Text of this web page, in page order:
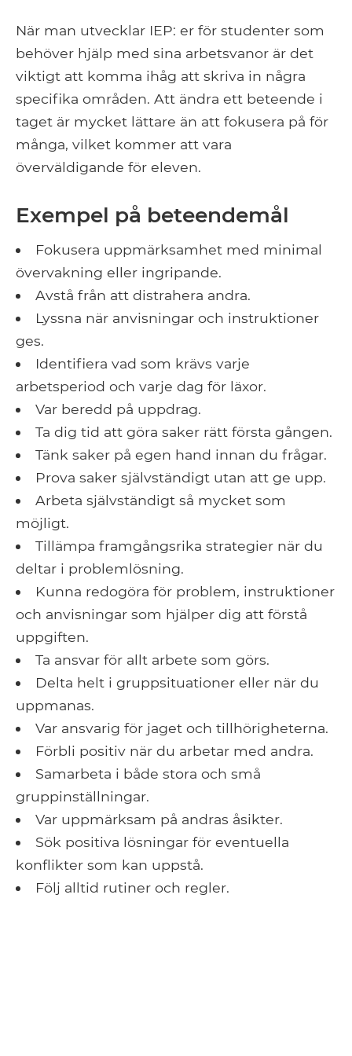
När man utvecklar IEP: er för studenter som
behöver hjälp med sina arbetsvanor är det
viktigt att komma ihåg att skriva in några
specifika områden. Att ändra ett beteende i
taget är mycket lättare än att fokusera på för
många, vilket kommer att vara
överväldigande för eleven.
Exempel på beteendemål
Fokusera uppmärksamhet med minimal
övervakning eller ingripande.
Avstå från att distrahera andra.
Lyssna när anvisningar och instruktioner
ges.
Identifiera vad som krävs varje
arbetsperiod och varje dag för läxor.
Var beredd på uppdrag.
Ta dig tid att göra saker rätt första gången.
Tänk saker på egen hand innan du frågar.
Prova saker självständigt utan att ge upp.
Arbeta självständigt så mycket som
möjligt.
Tillämpa framgångsrika strategier när du
deltar i problemlösning.
Kunna redogöra för problem, instruktioner
och anvisningar som hjälper dig att förstå
uppgiften.
Ta ansvar för allt arbete som görs.
Delta helt i gruppsituationer eller när du
uppmanas.
Var ansvarig för jaget och tillhörigheterna.
Förbli positiv när du arbetar med andra.
Samarbeta i både stora och små
gruppinställningar.
Var uppmärksam på andras åsikter.
Sök positiva lösningar för eventuella
konflikter som kan uppstå.
Följ alltid rutiner och regler.